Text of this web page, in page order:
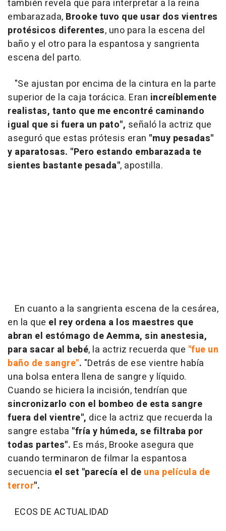
también revela que para interpretar a la reina
embarazada, Brooke tuvo que usar dos vientres
protésicos diferentes, uno para la escena del
baño y el otro para la espantosa y sangrienta
escena del parto.
"Se ajustan por encima de la cintura en la parte
superior de la caja torácica. Eran increíblemente
realistas, tanto que me encontré caminando
igual que si fuera un pato", señaló la actriz que
aseguró que estas prótesis eran "muy pesadas"
y aparatosas. "Pero estando embarazada te
sientes bastante pesada", apostilla.
En cuanto a la sangrienta escena de la cesárea,
en la que el rey ordena a los maestres que
abran el estómago de Aemma, sin anestesia,
para sacar al bebé, la actriz recuerda que "fue un
baño de sangre". "Detrás de ese vientre había
una bolsa entera llena de sangre y líquido.
Cuando se hiciera la incisión, tendrían que
sincronizarlo con el bombeo de esta sangre
fuera del vientre", dice la actriz que recuerda la
sangre estaba "fría y húmeda, se filtraba por
todas partes". Es más, Brooke asegura que
cuando terminaron de filmar la espantosa
secuencia el set "parecía el de una película de
terror".
ECOS DE ACTUALIDAD